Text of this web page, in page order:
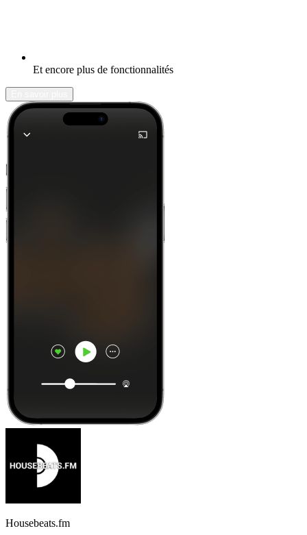
Et encore plus de fonctionnalités
Housebeats.fm